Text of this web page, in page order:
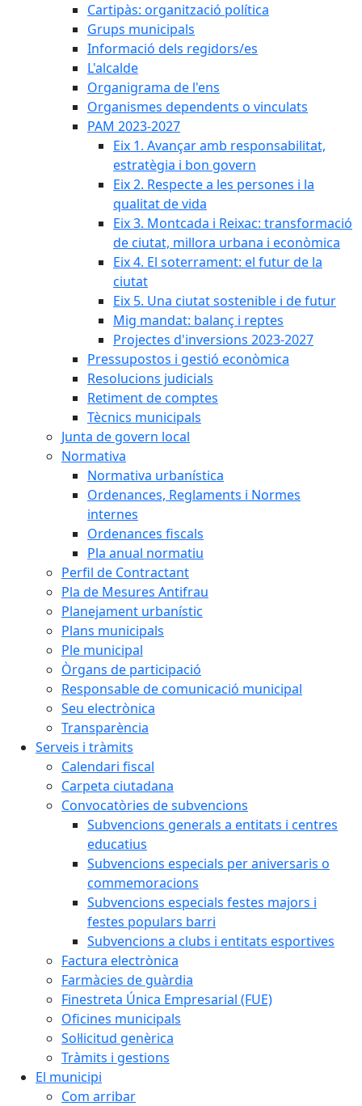
Cartipàs: organització política
Grups municipals
Informació dels regidors/es
L'alcalde
Organigrama de l'ens
Organismes dependents o vinculats
PAM 2023-2027
Eix 1. Avançar amb responsabilitat,
estratègia i bon govern
Eix 2. Respecte a les persones i la
qualitat de vida
Eix 3. Montcada i Reixac: transformació
de ciutat, millora urbana i econòmica
Eix 4. El soterrament: el futur de la
ciutat
Eix 5. Una ciutat sostenible i de futur
Mig mandat: balanç i reptes
Projectes d'inversions 2023-2027
Pressupostos i gestió econòmica
Resolucions judicials
Retiment de comptes
Tècnics municipals
Junta de govern local
Normativa
Normativa urbanística
Ordenances, Reglaments i Normes
internes
Ordenances fiscals
Pla anual normatiu
Perfil de Contractant
Pla de Mesures Antifrau
Planejament urbanístic
Plans municipals
Ple municipal
Òrgans de participació
Responsable de comunicació municipal
Seu electrònica
Transparència
Serveis i tràmits
Calendari fiscal
Carpeta ciutadana
Convocatòries de subvencions
Subvencions generals a entitats i centres
educatius
Subvencions especials per aniversaris o
commemoracions
Subvencions especials festes majors i
festes populars barri
Subvencions a clubs i entitats esportives
Factura electrònica
Farmàcies de guàrdia
Finestreta Única Empresarial (FUE)
Oficines municipals
Sol·licitud genèrica
Tràmits i gestions
El municipi
Com arribar